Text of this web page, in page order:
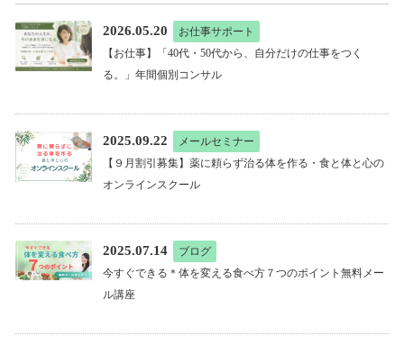
2026.05.20
お仕事サポート
【お仕事】「40代・50代から、自分だけの仕事をつく
る。」年間個別コンサル
2025.09.22
メールセミナー
【９月割引募集】薬に頼らず治る体を作る・食と体と心の
オンラインスクール
2025.07.14
ブログ
今すぐできる＊体を変える食べ方７つのポイント無料メー
ル講座